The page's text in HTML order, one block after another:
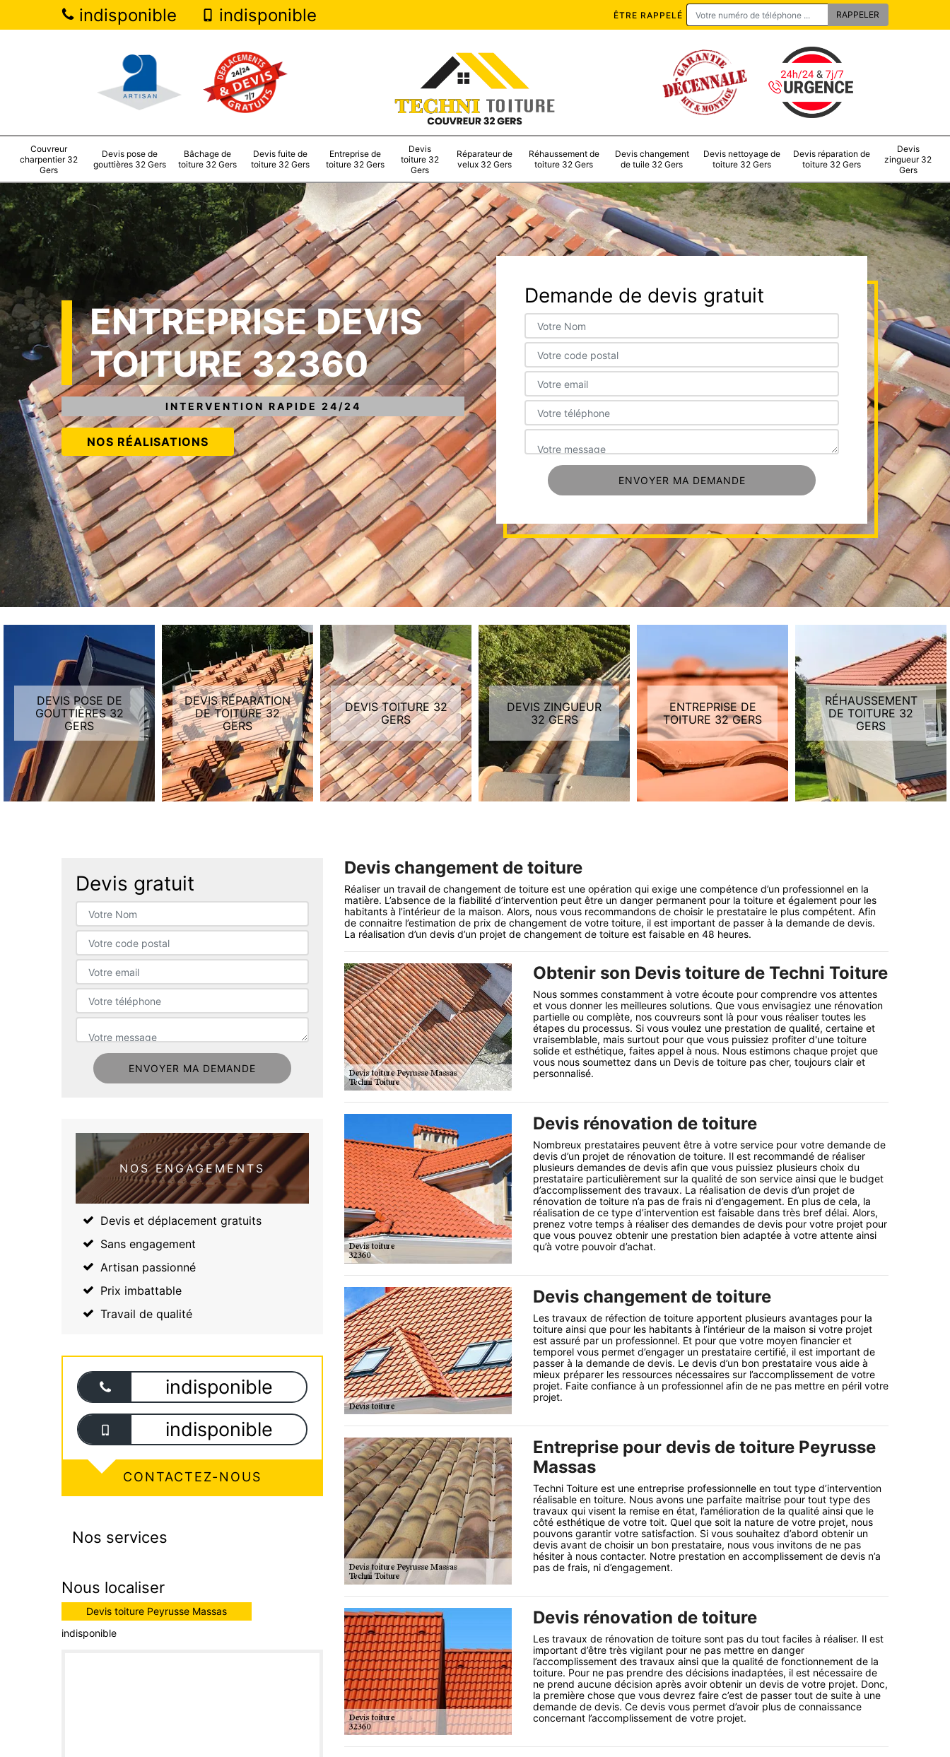
indisponible indisponible ÊTRE RAPPELÉ
Couvreur
charpentier 32
Gers
Devis pose de
gouttières 32 Gers
Bâchage de
toiture 32 Gers
Devis fuite de
toiture 32 Gers
Entreprise de
toiture 32 Gers
Devis
toiture 32
Gers
Réparateur de
velux 32 Gers
Réhaussement de
toiture 32 Gers
Devis changement
de tuile 32 Gers
Devis nettoyage de
toiture 32 Gers
Devis réparation de
toiture 32 Gers
Devis
zingueur 32
Gers
ENTREPRISE DEVIS
TOITURE 32360
INTERVENTION RAPIDE 24/24
NOS RÉALISATIONS
Demande de devis gratuit
DEVIS POSE DE
GOUTTIÈRES 32
GERS
DEVIS RÉPARATION
DE TOITURE 32
GERS
DEVIS TOITURE 32
GERS
DEVIS ZINGUEUR
32 GERS
ENTREPRISE DE
TOITURE 32 GERS
RÉHAUSSEMENT
DE TOITURE 32
GERS
Devis gratuit
NOS ENGAGEMENTS
Devis et déplacement gratuits
Sans engagement
Artisan passionné
Prix imbattable
Travail de qualité
indisponible
indisponible
CONTACTEZ-NOUS
Nos services
Nous localiser
Devis toiture Peyrusse Massas
indisponible
Devis changement de toiture
Réaliser un travail de changement de toiture est une opération qui exige une compétence d’un professionnel en la
matière. L’absence de la fiabilité d’intervention peut être un danger permanent pour la toiture et également pour les
habitants à l’intérieur de la maison. Alors, nous vous recommandons de choisir le prestataire le plus compétent. Afin
de connaitre l’estimation de prix de changement de votre toiture, il est important de passer à la demande de devis.
La réalisation d’un devis d’un projet de changement de toiture est faisable en 48 heures.
Obtenir son Devis toiture de Techni Toiture
Nous sommes constamment à votre écoute pour comprendre vos attentes
et vous donner les meilleures solutions. Que vous envisagiez une rénovation
partielle ou complète, nos couvreurs sont là pour vous réaliser toutes les
étapes du processus. Si vous voulez une prestation de qualité, certaine et
vraisemblable, mais surtout pour que vous puissiez profiter d'une toiture
solide et esthétique, faites appel à nous. Nous estimons chaque projet que
vous nous soumettez dans un Devis de toiture pas cher, toujours clair et
personnalisé.
Devis rénovation de toiture
Nombreux prestataires peuvent être à votre service pour votre demande de
devis d’un projet de rénovation de toiture. Il est recommandé de réaliser
plusieurs demandes de devis afin que vous puissiez plusieurs choix du
prestataire particulièrement sur la qualité de son service ainsi que le budget
d’accomplissement des travaux. La réalisation de devis d’un projet de
rénovation de toiture n’a pas de frais ni d’engagement. En plus de cela, la
réalisation de ce type d’intervention est faisable dans très bref délai. Alors,
prenez votre temps à réaliser des demandes de devis pour votre projet pour
que vous pouvez obtenir une prestation bien adaptée à votre attente ainsi
qu’à votre pouvoir d’achat.
Devis changement de toiture
Les travaux de réfection de toiture apportent plusieurs avantages pour la
toiture ainsi que pour les habitants à l’intérieur de la maison si votre projet
est assuré par un professionnel. Et pour que votre moyen financier et
temporel vous permet d’engager un prestataire certifié, il est important de
passer à la demande de devis. Le devis d’un bon prestataire vous aide à
mieux préparer les ressources nécessaires sur l’accomplissement de votre
projet. Faite confiance à un professionnel afin de ne pas mettre en péril votre
projet.
Entreprise pour devis de toiture Peyrusse
Massas
Techni Toiture est une entreprise professionnelle en tout type d’intervention
réalisable en toiture. Nous avons une parfaite maitrise pour tout type des
travaux qui visent la remise en état, l’amélioration de la qualité ainsi que le
côté esthétique de votre toit. Quel que soit la nature de votre projet, nous
pouvons garantir votre satisfaction. Si vous souhaitez d’abord obtenir un
devis avant de choisir un bon prestataire, nous vous invitons de ne pas
hésiter à nous contacter. Notre prestation en accomplissement de devis n’a
pas de frais, ni d’engagement.
Devis rénovation de toiture
Les travaux de rénovation de toiture sont pas du tout faciles à réaliser. Il est
important d’être très vigilant pour ne pas mettre en danger
l’accomplissement des travaux ainsi que la qualité de fonctionnement de la
toiture. Pour ne pas prendre des décisions inadaptées, il est nécessaire de
ne prend aucune décision après avoir obtenir un devis de votre projet. Donc,
la première chose que vous devrez faire c’est de passer tout de suite à une
demande de devis. Ce devis vous permet d’avoir plus de connaissance
concernant l’accomplissement de votre projet.